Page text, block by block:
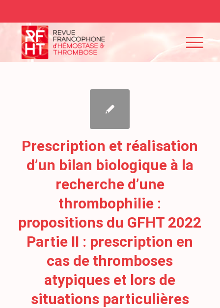
Prescription et réalisation
d’un bilan biologique à la
recherche d’une
thrombophilie :
propositions du GFHT 2022
Partie II : prescription en
cas de thromboses
atypiques et lors de
situations particulières